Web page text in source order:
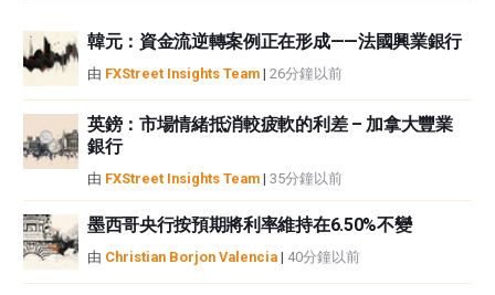
如果文章正文中沒有明確提到，在撰寫本文時，作者在本文中提到的任何股票
中都沒有頭寸，也沒有與文中提到的任何公司有業務關係。除了FXStreet，作
者沒有收到撰寫這篇文章的報酬。
FXStreet和作者不提供個性化的建議。作者對該資訊的準確性、完整性或適用
性不作任何陳述。FXStreet和作者將不承擔任何錯誤，遺漏或任何損失，傷害
或損害由此資訊及其顯示或使用引起的。錯誤和遺漏除外。本文作者和
FXStreet並非註冊投資顧問，本文內容無意提供任何投資建議。
韓元：資金流逆轉案例正在形成——法國興業銀行
由 FXStreet Insights Team | 26分鐘以前
英鎊：市場情緒抵消較疲軟的利差 – 加拿大豐業
銀行
由 FXStreet Insights Team | 35分鐘以前
墨西哥央行按預期將利率維持在6.50%不變
由 Christian Borjon Valencia | 40分鐘以前